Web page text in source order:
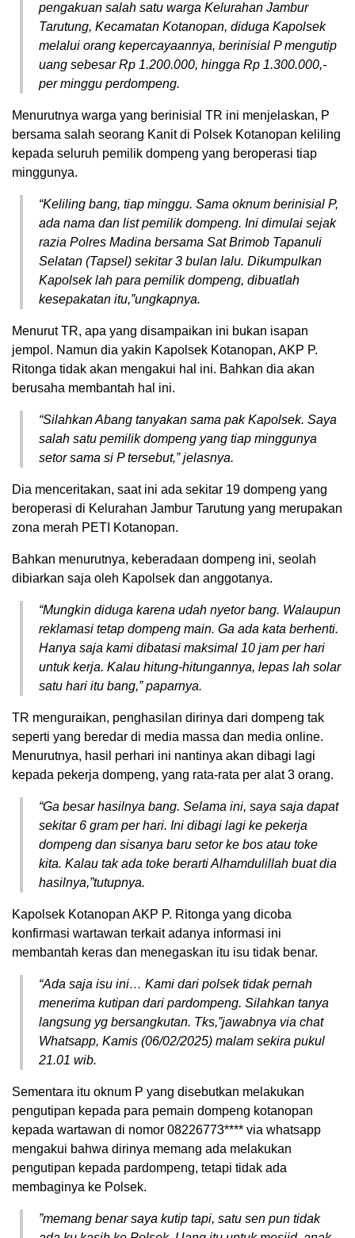
pengakuan salah satu warga Kelurahan Jambur
Tarutung, Kecamatan Kotanopan, diduga Kapolsek
melalui orang kepercayaannya, berinisial P mengutip
uang sebesar Rp 1.200.000, hingga Rp 1.300.000,-
per minggu perdompeng.
Menurutnya warga yang berinisial TR ini menjelaskan, P
bersama salah seorang Kanit di Polsek Kotanopan keliling
kepada seluruh pemilik dompeng yang beroperasi tiap
minggunya.
“Keliling bang, tiap minggu. Sama oknum berinisial P,
ada nama dan list pemilik dompeng. Ini dimulai sejak
razia Polres Madina bersama Sat Brimob Tapanuli
Selatan (Tapsel) sekitar 3 bulan lalu. Dikumpulkan
Kapolsek lah para pemilik dompeng, dibuatlah
kesepakatan itu,”ungkapnya.
Menurut TR, apa yang disampaikan ini bukan isapan
jempol. Namun dia yakin Kapolsek Kotanopan, AKP P.
Ritonga tidak akan mengakui hal ini. Bahkan dia akan
berusaha membantah hal ini.
“Silahkan Abang tanyakan sama pak Kapolsek. Saya
salah satu pemilik dompeng yang tiap minggunya
setor sama si P tersebut,” jelasnya.
Dia menceritakan, saat ini ada sekitar 19 dompeng yang
beroperasi di Kelurahan Jambur Tarutung yang merupakan
zona merah PETI Kotanopan.
Bahkan menurutnya, keberadaan dompeng ini, seolah
dibiarkan saja oleh Kapolsek dan anggotanya.
“Mungkin diduga karena udah nyetor bang. Walaupun
reklamasi tetap dompeng main. Ga ada kata berhenti.
Hanya saja kami dibatasi maksimal 10 jam per hari
untuk kerja. Kalau hitung-hitungannya, lepas lah solar
satu hari itu bang,” paparnya.
TR menguraikan, penghasilan dirinya dari dompeng tak
seperti yang beredar di media massa dan media online.
Menurutnya, hasil perhari ini nantinya akan dibagi lagi
kepada pekerja dompeng, yang rata-rata per alat 3 orang.
“Ga besar hasilnya bang. Selama ini, saya saja dapat
sekitar 6 gram per hari. Ini dibagi lagi ke pekerja
dompeng dan sisanya baru setor ke bos atau toke
kita. Kalau tak ada toke berarti Alhamdulillah buat dia
hasilnya,”tutupnya.
Kapolsek Kotanopan AKP P. Ritonga yang dicoba
konfirmasi wartawan terkait adanya informasi ini
membantah keras dan menegaskan itu isu tidak benar.
“Ada saja isu ini… Kami dari polsek tidak pernah
menerima kutipan dari pardompeng. Silahkan tanya
langsung yg bersangkutan. Tks,”jawabnya via chat
Whatsapp, Kamis (06/02/2025) malam sekira pukul
21.01 wib.
Sementara itu oknum P yang disebutkan melakukan
pengutipan kepada para pemain dompeng kotanopan
kepada wartawan di nomor 08226773**** via whatsapp
mengakui bahwa dirinya memang ada melakukan
pengutipan kepada pardompeng, tetapi tidak ada
membaginya ke Polsek.
”memang benar saya kutip tapi, satu sen pun tidak